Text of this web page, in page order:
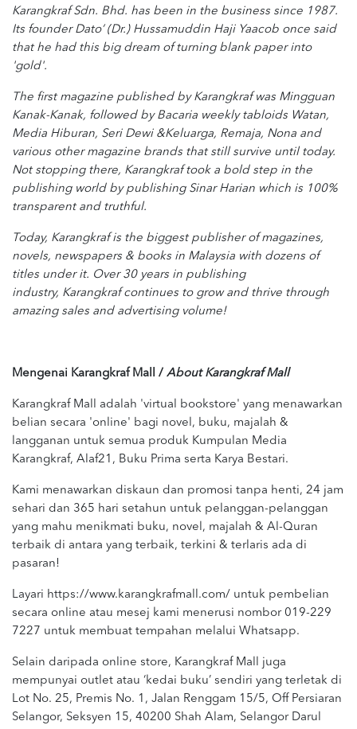
Karangkraf Sdn. Bhd. has been in the business since 1987.
Its founder Dato’ (Dr.) Hussamuddin Haji Yaacob once said
that he had this big dream of turning blank paper into
'gold'.
The first magazine published by Karangkraf was Mingguan
Kanak-Kanak, followed by Bacaria weekly tabloids Watan,
Media Hiburan, Seri Dewi &Keluarga, Remaja, Nona and
various other magazine brands that still survive until today.
Not stopping there, Karangkraf took a bold step in the
publishing world by publishing Sinar Harian which is 100%
transparent and truthful.
Today, Karangkraf is the biggest publisher of magazines,
novels, newspapers & books in Malaysia with dozens of
titles under it. Over 30 years in publishing
industry, Karangkraf continues to grow and thrive through
amazing sales and advertising volume!
Mengenai Karangkraf Mall / About Karangkraf Mall
Karangkraf Mall adalah 'virtual bookstore' yang menawarkan
belian secara 'online' bagi novel, buku, majalah &
langganan untuk semua produk Kumpulan Media
Karangkraf, Alaf21, Buku Prima serta Karya Bestari.
Kami menawarkan diskaun dan promosi tanpa henti, 24 jam
sehari dan 365 hari setahun untuk pelanggan-pelanggan
yang mahu menikmati buku, novel, majalah & Al-Quran
terbaik di antara yang terbaik, terkini & terlaris ada di
pasaran!
Layari https://www.karangkrafmall.com/ untuk pembelian
secara online atau mesej kami menerusi nombor 019-229
7227 untuk membuat tempahan melalui Whatsapp.
Selain daripada online store, Karangkraf Mall juga
mempunyai outlet atau ‘kedai buku’ sendiri yang terletak di
Lot No. 25, Premis No. 1, Jalan Renggam 15/5, Off Persiaran
Selangor, Seksyen 15, 40200 Shah Alam, Selangor Darul